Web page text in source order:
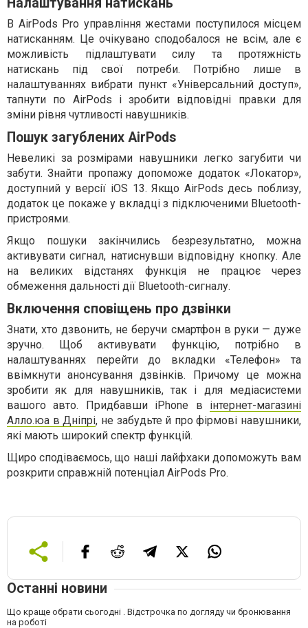
В AirPods Pro управління жестами поступилося місцем
натисканням. Це очікувано сподобалося не всім, але є
можливість підлаштувати силу та протяжність
натискань під свої потреби. Потрібно лише в
налаштуваннях вибрати пункт «Універсальний доступ»,
тапнути по AirPods і зробити відповідні правки для
зміни рівня чутливості навушників.
Пошук загублених AirPods
Невеликі за розмірами навушники легко загубити чи
забути. Знайти пропажу допоможе додаток «Локатор»,
доступний у версії iOS 13. Якщо AirPods десь поблизу,
додаток це покаже у вкладці з підключеними Bluetooth-
пристроями.
Якщо пошуки закінчились безрезультатно, можна
активувати сигнал, натиснувши відповідну кнопку. Але
на великих відстанях функція не працює через
обмеження дальності дії Bluetooth-сигналу.
Включення сповіщень про дзвінки
Знати, хто дзвонить, не беручи смартфон в руки — дуже
зручно. Щоб активувати функцію, потрібно в
налаштуваннях перейти до вкладки «Телефон» та
ввімкнути анонсування дзвінків. Причому це можна
зробити як для навушників, так і для медіасистеми
вашого авто. Придбавши iPhone в інтернет-магазині
Алло.юа в Дніпрі, не забудьте й про фірмові навушники,
які мають широкий спектр функцій.
Щиро сподіваємось, що наші лайфхаки допоможуть вам
розкрити справжній потенціал AirPods Pro.
Останні новини
Що краще обрати сьогодні . Відстрочка по догляду чи бронювання
на роботі